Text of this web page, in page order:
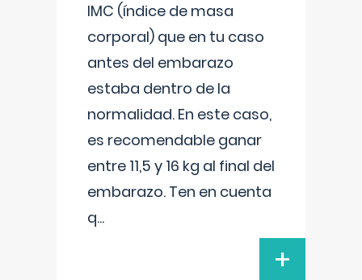
IMC (índice de masa
corporal) que en tu caso
antes del embarazo
estaba dentro de la
normalidad. En este caso,
es recomendable ganar
entre 11,5 y 16 kg al final del
embarazo. Ten en cuenta
q...
+